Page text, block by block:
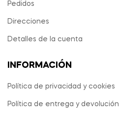
Pedidos
Direcciones
Detalles de la cuenta
INFORMACIÓN
Política de privacidad y cookies
Política de entrega y devolución